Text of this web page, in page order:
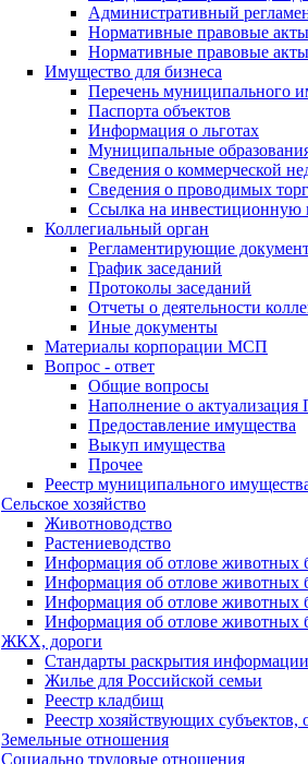
Административный
Нормативные правовые
Нормативные правовые
Имущество для бизнеса
Перечень муниципального
Паспорта объектов
Информация о льготах
Муниципальные
Сведения о коммерческой
Сведения о проводимых
Ссылка на инвестиционную
Коллегиальный орган
Регламентирующие
График заседаний
Протоколы заседаний
Отчеты о деятельности
Иные документы
Материалы корпорации МСП
Вопрос - ответ
Общие вопросы
Наполнение о актуализация
Предоставление имущества
Выкуп имущества
Прочее
Реестр муниципального
Сельское хозяйство
Животноводство
Растениеводство
Информация об отлове животных
Информация об отлове животных
Информация об отлове животных
Информация об отлове животных
ЖКХ, дороги
Стандарты раскрытия информации
Жилье для Российской семьи
Реестр кладбищ
Реестр хозяйствующих
Земельные отношения
Социально трудовые отношения